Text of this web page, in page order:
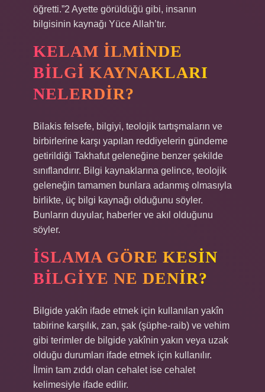
öğretti.”2 Ayette görüldüğü gibi, insanın
bilgisinin kaynağı Yüce Allah’tır.
KELAM ILMINDE
BILGI KAYNAKLARI
NELERDIR?
Bilakis felsefe, bilgiyi, teolojik tartışmaların ve
birbirlerine karşı yapılan reddiyelerin gündeme
getirildiği Takhafut geleneğine benzer şekilde
sınıflandırır. Bilgi kaynaklarına gelince, teolojik
geleneğin tamamen bunlara adanmış olmasıyla
birlikte, üç bilgi kaynağı olduğunu söyler.
Bunların duyular, haberler ve akıl olduğunu
söyler.
İSLAMA GÖRE KESIN
BILGIYE NE DENIR?
Bilgide yakîn ifade etmek için kullanılan yakîn
tabirine karşılık, zan, şak (şüphe-raib) ve vehim
gibi terimler de bilgide yakînin yakın veya uzak
olduğu durumları ifade etmek için kullanılır.
İlmin tam zıddı olan cehalet ise cehalet
kelimesiyle ifade edilir.